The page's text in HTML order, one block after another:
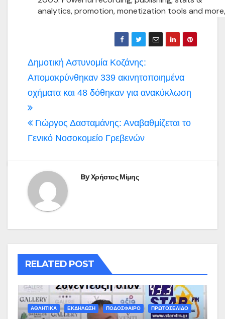
Πλοήγηση
άρθρων
Δημοτική Αστυνομία Κοζάνης:
Απομακρύνθηκαν 339 ακινητοποιημένα
οχήματα και 48 δόθηκαν για ανακύκλωση
Γιώργος Δασταμάνης: Αναβαθμίζεται το
Γενικό Νοσοκομείο Γρεβενών
ByΧρήστος Μίμης
RELATED POST
ΑΘΛΗΤΙΚΑ ΕΚΔΗΛΩΣΗ ΠΟΔΟΣΦΑΙΡΟ ΠΡΩΤΟΣΕΛΙΔΟ